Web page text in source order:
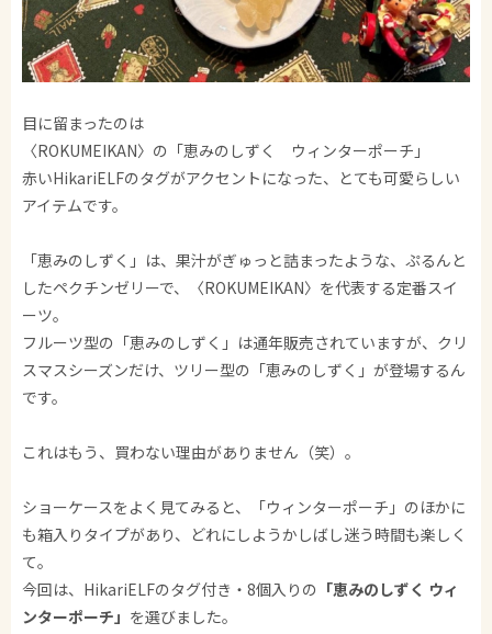
目に留まったのは
〈ROKUMEIKAN〉の「恵みのしずく ウィンターポーチ」
赤いHikariELFのタグがアクセントになった、とても可愛らしい
アイテムです。
「恵みのしずく」は、果汁がぎゅっと詰まったような、ぷるんと
したペクチンゼリーで、〈ROKUMEIKAN〉を代表する定番スイ
ーツ。
フルーツ型の「恵みのしずく」は通年販売されていますが、クリ
スマスシーズンだけ、ツリー型の「恵みのしずく」が登場するん
です。
これはもう、買わない理由がありません（笑）。
ショーケースをよく見てみると、「ウィンターポーチ」のほかに
も箱入りタイプがあり、どれにしようかしばし迷う時間も楽しく
て。
今回は、HikariELFのタグ付き・8個入りの 「恵みのしずく ウィ
ンターポーチ」 を選びました。